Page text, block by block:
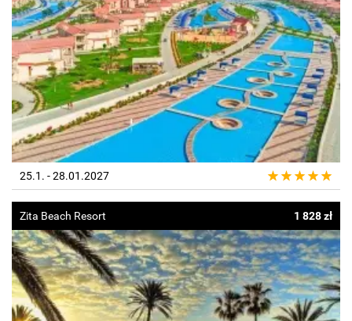
25.1. - 28.01.2027
Zita Beach Resort 1 828 zł